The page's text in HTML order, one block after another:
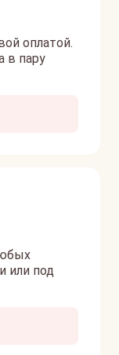
оплатой.
в пару
или под